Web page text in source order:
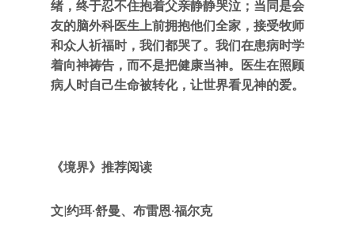
绪，终于忍不住抱着父亲静静哭泣；当同是会
友的脑外科医生上前拥抱他们全家，接受牧师
和众人祈福时，我们都哭了。我们在患病时学
着向神祷告，而不是把健康当神。医生在照顾
病人时自己生命被转化，让世界看见神的爱。
《境界》推荐阅读
文|约珥·舒曼、布雷恩·福尔克